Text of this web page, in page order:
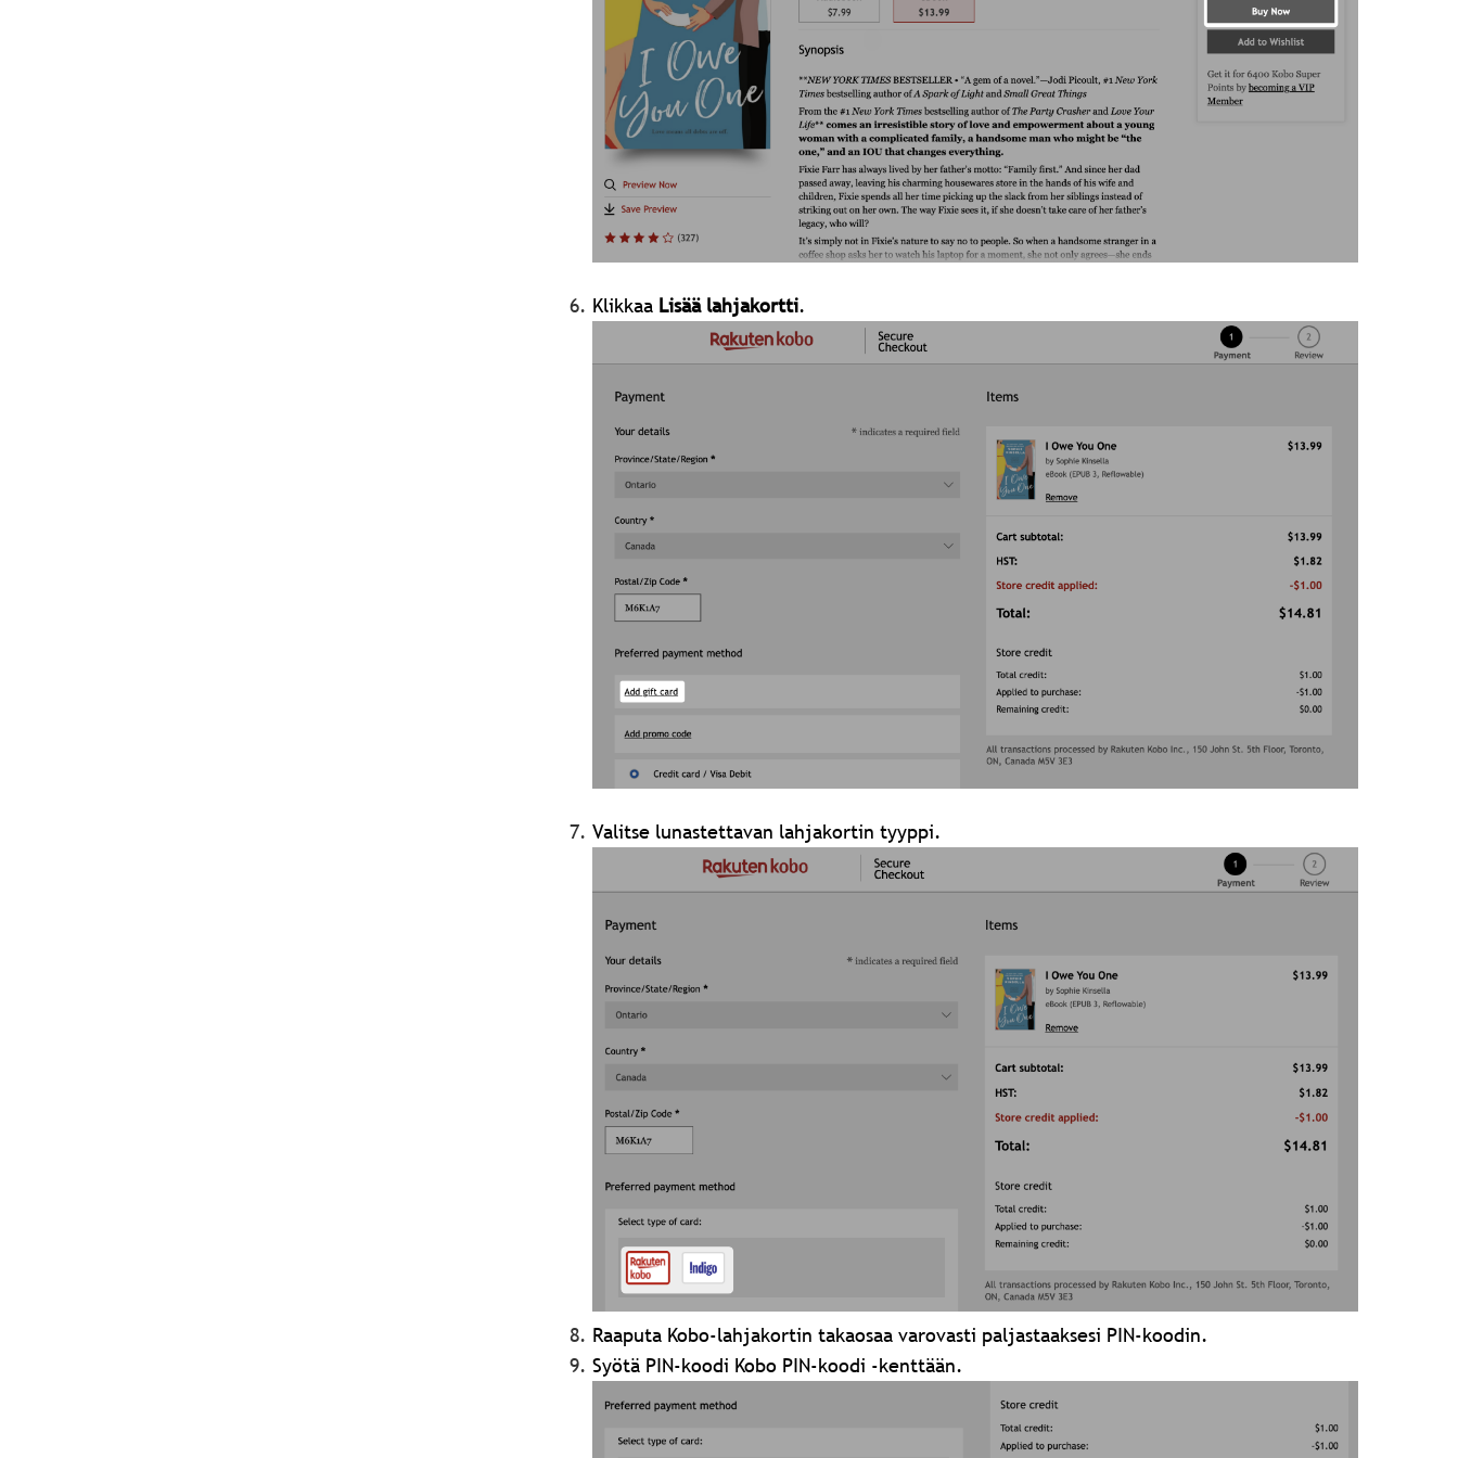
Klikkaa Lisää lahjakortti.
Valitse lunastettavan lahjakortin tyyppi.
Raaputa Kobo-lahjakortin takaosaa varovasti paljastaaksesi PIN-koodin.
Syötä PIN-koodi Kobo PIN-koodi -kenttään.